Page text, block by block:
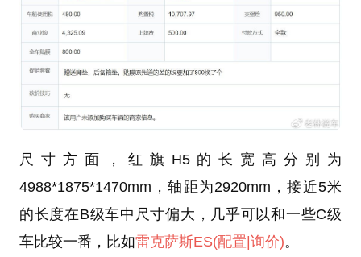
尺寸方面，红旗H5的长宽高分别为
4988*1875*1470mm，轴距为2920mm，接近5米
的长度在B级车中尺寸偏大，几乎可以和一些C级
车比较一番，比如雷克萨斯ES(配置|询价)。